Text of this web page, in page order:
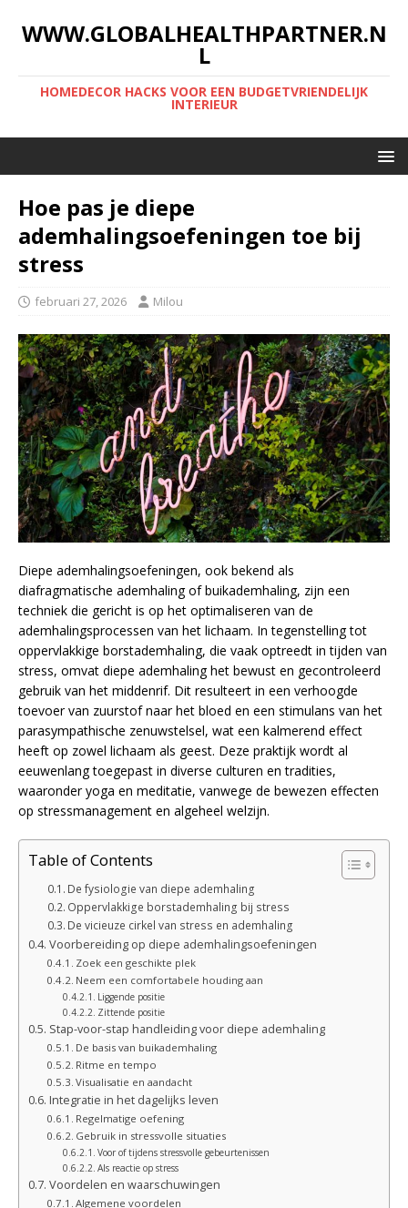
WWW.GLOBALHEALTHPARTNER.N
L
HOMEDECOR HACKS VOOR EEN BUDGETVRIENDELIJK
INTERIEUR
Hoe pas je diepe
ademhalingsoefeningen toe bij
stress
februari 27, 2026 Milou
Diepe ademhalingsoefeningen, ook bekend als
diafragmatische ademhaling of buikademhaling, zijn een
techniek die gericht is op het optimaliseren van de
ademhalingsprocessen van het lichaam. In tegenstelling tot
oppervlakkige borstademhaling, die vaak optreedt in tijden van
stress, omvat diepe ademhaling het bewust en gecontroleerd
gebruik van het middenrif. Dit resulteert in een verhoogde
toevoer van zuurstof naar het bloed en een stimulans van het
parasympathische zenuwstelsel, wat een kalmerend effect
heeft op zowel lichaam als geest. Deze praktijk wordt al
eeuwenlang toegepast in diverse culturen en tradities,
waaronder yoga en meditatie, vanwege de bewezen effecten
op stressmanagement en algeheel welzijn.
Table of Contents
De fysiologie van diepe ademhaling
Oppervlakkige borstademhaling bij stress
De vicieuze cirkel van stress en ademhaling
Voorbereiding op diepe ademhalingsoefeningen
Zoek een geschikte plek
Neem een comfortabele houding aan
Liggende positie
Zittende positie
Stap-voor-stap handleiding voor diepe ademhaling
De basis van buikademhaling
Ritme en tempo
Visualisatie en aandacht
Integratie in het dagelijks leven
Regelmatige oefening
Gebruik in stressvolle situaties
Voor of tijdens stressvolle gebeurtenissen
Als reactie op stress
Voordelen en waarschuwingen
Algemene voordelen